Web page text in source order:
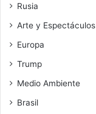
Rusia
Arte y Espectáculos
Europa
Trump
Medio Ambiente
Brasil